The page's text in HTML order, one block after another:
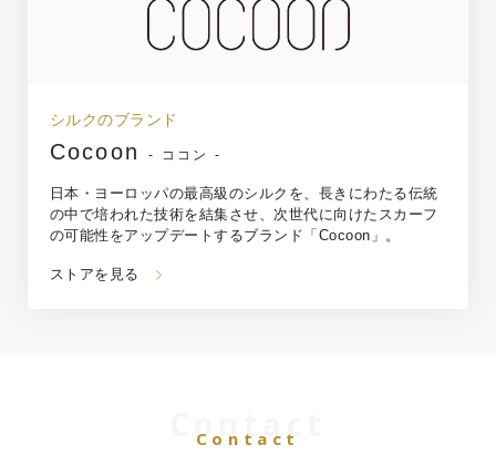
シルクのブランド
Cocoon- ココン -
日本・ヨーロッパの最高級のシルクを、長きにわたる伝統
の中で培われた技術を結集させ、次世代に向けたスカーフ
の可能性をアップデートするブランド「Cocoon」。
ストアを見る
Contact
Contact